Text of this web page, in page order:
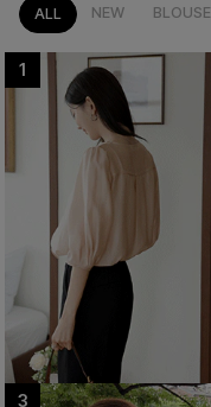
ALL NEW BLOUSE